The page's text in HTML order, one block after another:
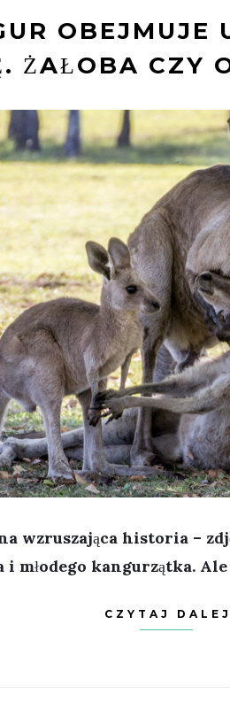
OBEJMUJE
ŻAŁOBA CZY
wzruszająca historia –
młodego kangurzątka. Ale
CZYTAJ DALEJ